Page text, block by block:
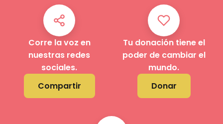
Corre la voz en
nuestras redes
sociales.
Compartir
Tu donación tiene el
poder de cambiar el
mundo.
Donar